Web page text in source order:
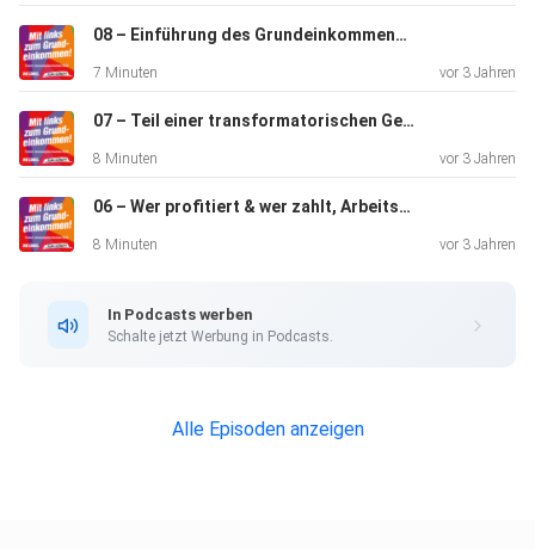
08 – Einführung des Grundeinkommens in Deutschland (mit Beitrag von Ronald Blaschke)
7 Minuten vor 3 Jahren
07 – Teil einer transformatorischen Gesamtstrategie (mit Beitrag von Ulrich Schachtschneider)
8 Minuten vor 3 Jahren
06 – Wer profitiert & wer zahlt, Arbeitsmarkt & Wohnen (mit Beitrag von Anke Domscheit-Berg)
8 Minuten vor 3 Jahren
In Podcasts werben
Schalte jetzt Werbung in Podcasts.
Alle Episoden anzeigen